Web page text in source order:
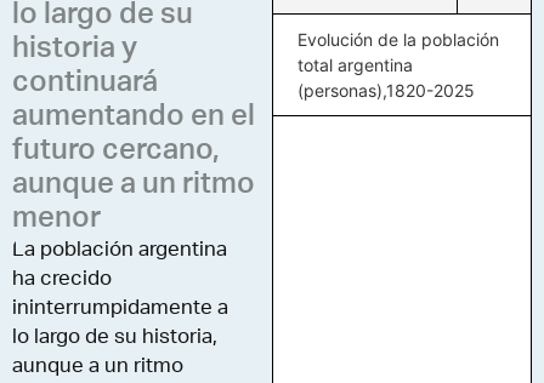
lo largo de su
historia y
continuará
aumentando en el
futuro cercano,
aunque a un ritmo
menor
La población argentina
ha crecido
ininterrumpidamente a
lo largo de su historia,
aunque a un ritmo
Evolución de la población
total argentina
(personas),1820-2025